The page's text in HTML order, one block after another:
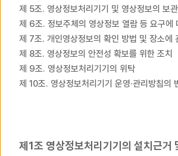
제 5조. 영상정보처리기기 및 영상정보의 보관
제 6조. 정보주체의 영상정보 열람 등 요구에
제 7조. 개인영상정보의 확인 방법 및 장소에
제 8조. 영상정보의 안전성 확보를 위한 조치
제 9조. 영상정보처리기기의 위탁
제 10조. 영상정보처리기기 운영·관리방침의
제1조 영상정보처리기기의 설치근거